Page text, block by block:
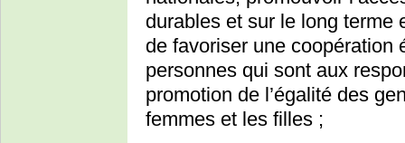
durables et sur le long terme
de favoriser une coopération
personnes qui sont aux
promotion de l’égalité des
femmes et les filles ;